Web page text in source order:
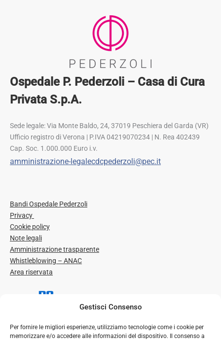
Gestisci Consenso
Per fornire le migliori esperienze, utilizziamo tecnologie come i cookie per
memorizzare e/o accedere alle informazioni del dispositivo. Il consenso a
Ospedale P. Pederzoli – Casa di Cura
Privata S.p.A.
Sede legale: Via Monte Baldo, 24, 37019 Peschiera del Garda (VR)
Ufficio registro di Verona | P.IVA 04219070234 | N. Rea 402439
Cap. Soc. 1.000.000 Euro i.v.
amministrazione-legalecdcpederzoli@pec.it
Bandi Ospedale Pederzoli
Privacy
Cookie policy
Note legali
Amministrazione trasparente
Whistleblowing – ANAC
Area riservata